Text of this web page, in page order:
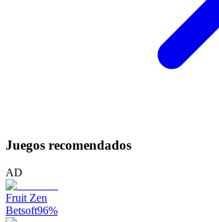
Juegos recomendados
AD
Fruit Zen
Betsoft96%